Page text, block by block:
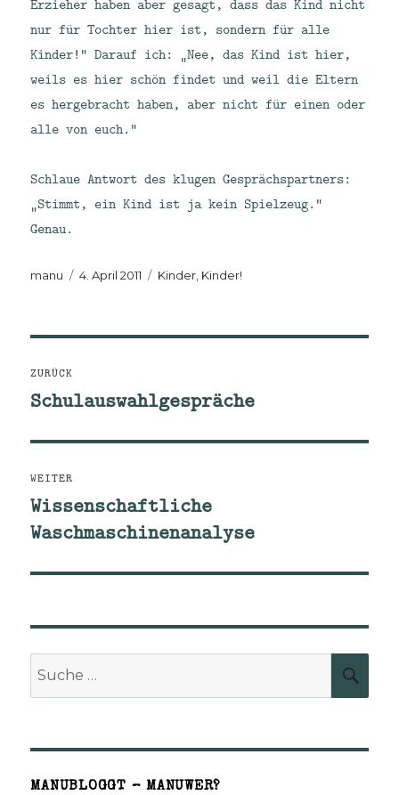
Erzieher haben aber gesagt, dass das Kind nicht
nur für Tochter hier ist, sondern für alle
Kinder!“ Darauf ich: „Nee, das Kind ist hier,
weils es hier schön findet und weil die Eltern
es hergebracht haben, aber nicht für einen oder
alle von euch.“
Schlaue Antwort des klugen Gesprächspartners:
„Stimmt, ein Kind ist ja kein Spielzeug.“
Genau.
Autor
manu
Veröffentlicht
4. April 2011 Kategorien
Kinder, Kinder!
ZURÜCK
Vorheriger
Schulauswahlgespräche
WEITER
Nächster
Beitrag:
Wissenschaftliche
Waschmaschinenanalyse
MANUBLOGGT – MANUWER?